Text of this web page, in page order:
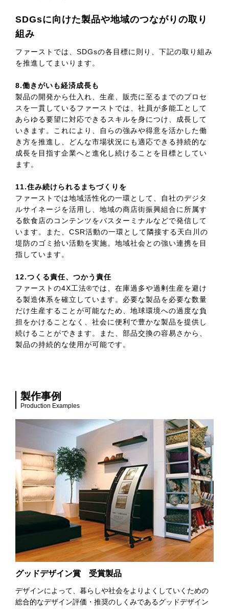
SDGsに向けた製品や地域のつながりの取り
組み
ファーストでは、SDGsの各目標に則り、下記の取り組み
を推進してまいります。
8.働きがいも経済成長も
製品の開発から仕入れ、生産、販売に至るまでのプロセ
スを一貫しているファーストでは、社員が多能工として
あらゆる要望に対応できるスキルを身につけ、成長して
いきます。これにより、自らの強みや得意を活かした働
き方を推進し、どんな市場状況にも適応できる持続的な
成長を目指す企業へと進化し続けることを目標としてい
ます。
11.住み続けられるまちづくりを
ファーストでは地域活性化の一環として、自社のデジタ
ルサイネージを活用し、地域の商店街振興組合に所属す
る飲食店のコンテンツをバスターミナルなどで発信して
います。また、CSR活動の一環として隣接する天白川の
堤防のゴミ拾い活動を実施。地域社会との強い連携を目
指しています。
12.つくる責任、つかう責任
ファーストの4X工法®では、在庫過多や過剰生産を避け
る製造体系を確立しています。必要な製品を必要な数量
だけ生産することが可能なため、地球環境への過度な負
担をかけることなく、社会に便利で豊かな製品を提供し
続けることができます。また、部品交換の容易さから、
製品の持続的な使用が可能です。
製作事例
Production Examples
グッドデザイン賞 受賞製品
デザインによって、暮らしや社会をよりよくしていくための
総合的なデザイン評価・推奨のしくみであるグッドデザイン